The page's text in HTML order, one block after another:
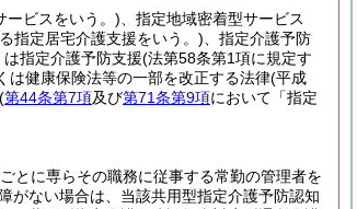
ービスをいう。) 、指定地域密着型サービス
指定居宅介護支援をいう。) 、指定介護予防
は指定介護予防支援(法第58条第1項に規定す
は健康保険法等の一部を改正する法律(平成
(第44条第7項及び第71条第9項において「指定
とに専らその職務に従事する常勤の管理者を
がない場合は、当該共用型指定介護予防認知